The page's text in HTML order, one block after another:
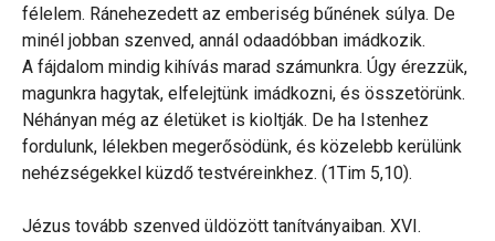
félelem. Ránehezedett az emberiség bűnének súlya. De
minél jobban szenved, annál odaadóbban imádkozik.
A fájdalom mindig kihívás marad számunkra. Úgy érezzük,
magunkra hagytak, elfelejtünk imádkozni, és összetörünk.
Néhányan még az életüket is kioltják. De ha Istenhez
fordulunk, lélekben megerősödünk, és közelebb kerülünk
nehézségekkel küzdő testvéreinkhez. (1Tim 5,10).
Jézus tovább szenved üldözött tanítványaiban. XVI.